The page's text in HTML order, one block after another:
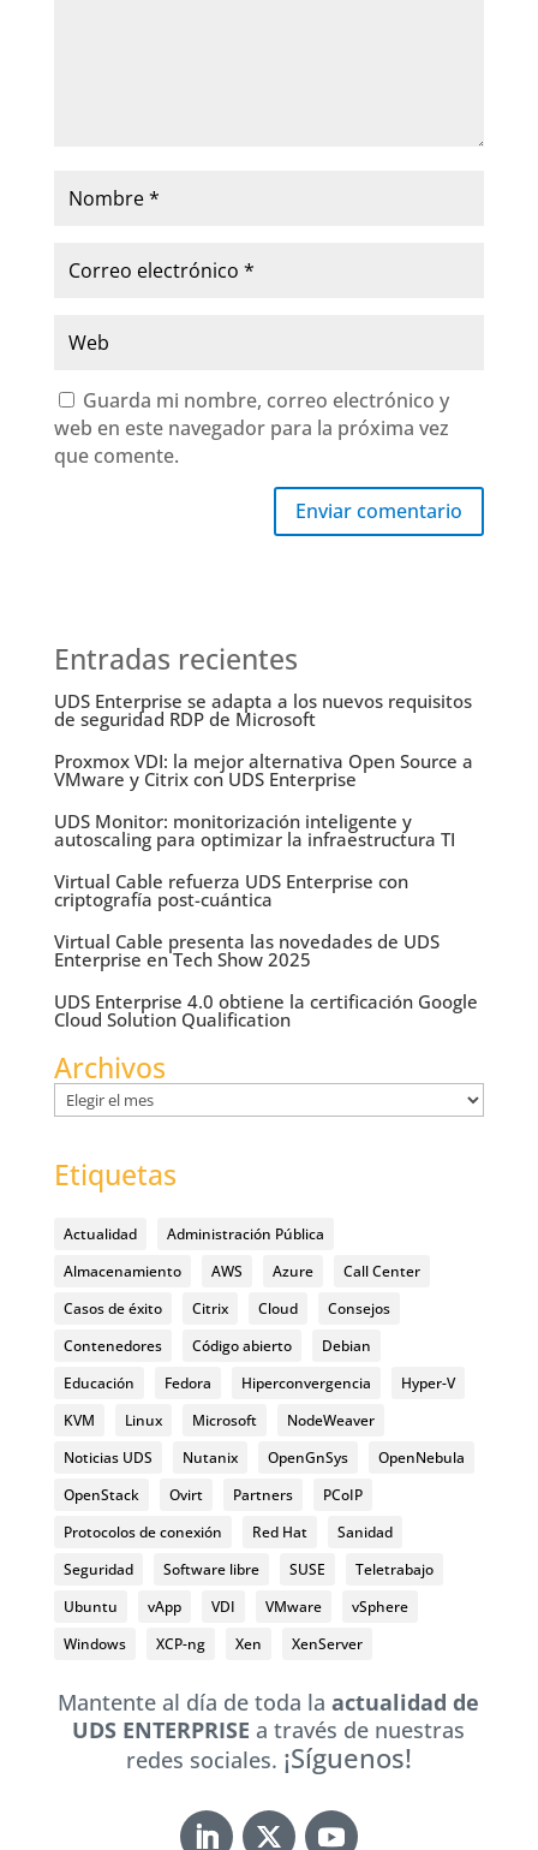
Guarda mi nombre, correo electrónico y
web en este navegador para la próxima vez
que comente.
Enviar comentario
Entradas recientes
UDS Enterprise se adapta a los nuevos requisitos
de seguridad RDP de Microsoft
Proxmox VDI: la mejor alternativa Open Source a
VMware y Citrix con UDS Enterprise
UDS Monitor: monitorización inteligente y
autoscaling para optimizar la infraestructura TI
Virtual Cable refuerza UDS Enterprise con
criptografía post-cuántica
Virtual Cable presenta las novedades de UDS
Enterprise en Tech Show 2025
UDS Enterprise 4.0 obtiene la certificación Google
Cloud Solution Qualification
Archivos
Archivos
Etiquetas
Actualidad
Administración Pública
Almacenamiento
AWS Azure
Call Center
Casos de éxito
Citrix Cloud
Consejos
Contenedores
Código abierto
Debian
Educación
Fedora Hiperconvergencia
Hyper-V
KVM
Linux Microsoft
NodeWeaver
Noticias UDS
Nutanix OpenGnSys
OpenNebula
OpenStack
Ovirt Partners
PCoIP
Protocolos de conexión
Red Hat
Sanidad
Seguridad
Software libre SUSE
Teletrabajo
Ubuntu
vApp VDI VMware
vSphere
Windows
XCP-ng Xen XenServer
Mantente al día de toda laactualidad de
UDS ENTERPRISEa través de nuestras
redes sociales. ¡Síguenos!